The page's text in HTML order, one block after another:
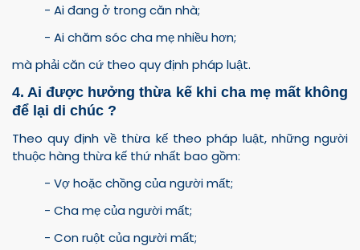
- Ai đang ở trong căn nhà;
- Ai chăm sóc cha mẹ nhiều hơn;
mà phải căn cứ theo quy định pháp luật.
4. Ai được hưởng thừa kế khi cha mẹ mất không
để lại di chúc ?
Theo quy định về thừa kế theo pháp luật, những người
thuộc hàng thừa kế thứ nhất bao gồm:
- Vợ hoặc chồng của người mất;
- Cha mẹ của người mất;
- Con ruột của người mất;